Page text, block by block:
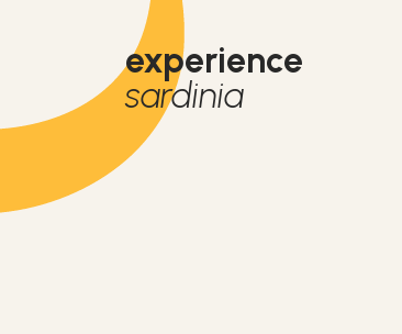
experience
sardinia